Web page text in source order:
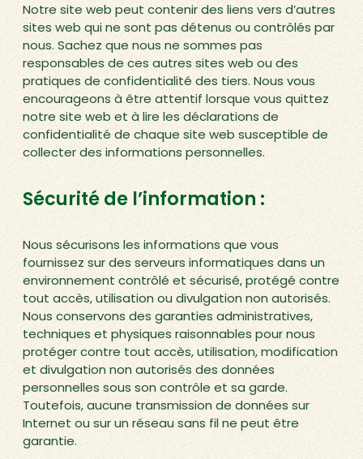
Notre site web peut contenir des liens vers d’autres
sites web qui ne sont pas détenus ou contrôlés par
nous. Sachez que nous ne sommes pas
responsables de ces autres sites web ou des
pratiques de confidentialité des tiers. Nous vous
encourageons à être attentif lorsque vous quittez
notre site web et à lire les déclarations de
confidentialité de chaque site web susceptible de
collecter des informations personnelles.
Sécurité de l’information :
Nous sécurisons les informations que vous
fournissez sur des serveurs informatiques dans un
environnement contrôlé et sécurisé, protégé contre
tout accès, utilisation ou divulgation non autorisés.
Nous conservons des garanties administratives,
techniques et physiques raisonnables pour nous
protéger contre tout accès, utilisation, modification
et divulgation non autorisés des données
personnelles sous son contrôle et sa garde.
Toutefois, aucune transmission de données sur
Internet ou sur un réseau sans fil ne peut être
garantie.